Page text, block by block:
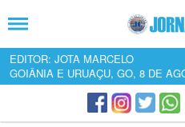
EDITOR: JOTA MARCELO
GOIÂNIA E URUAÇU, GO, 8 DE